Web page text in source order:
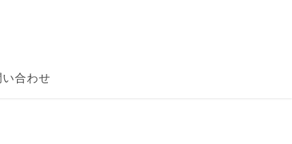
い合わせ